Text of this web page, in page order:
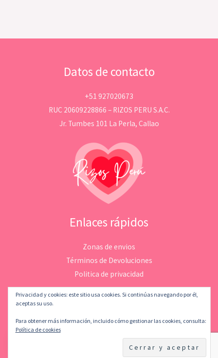
Datos de contacto
+51 927020673
RUC 20609228866 – RIZOS PERU S.A.C.
Jr. Tumbes 101 La Perla, Callao
Enlaces rápidos
Zonas de envios
Términos de Devoluciones
Politica de privacidad
Copyright © 2026 Rizosperu | Desarrollado por LeMatStudio
Privacidad y cookies: este sitio usa cookies. Si continúas navegando por él,
aceptas su uso.
Para obtener más información, incluido cómo gestionar las cookies, consulta:
Política de cookies